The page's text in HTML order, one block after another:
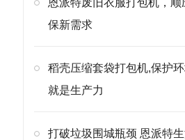
恩派特废旧衣服打包机，顺
保新需求
稻壳压缩套袋打包机,保护
就是生产力
打破垃圾围城瓶颈 恩派特